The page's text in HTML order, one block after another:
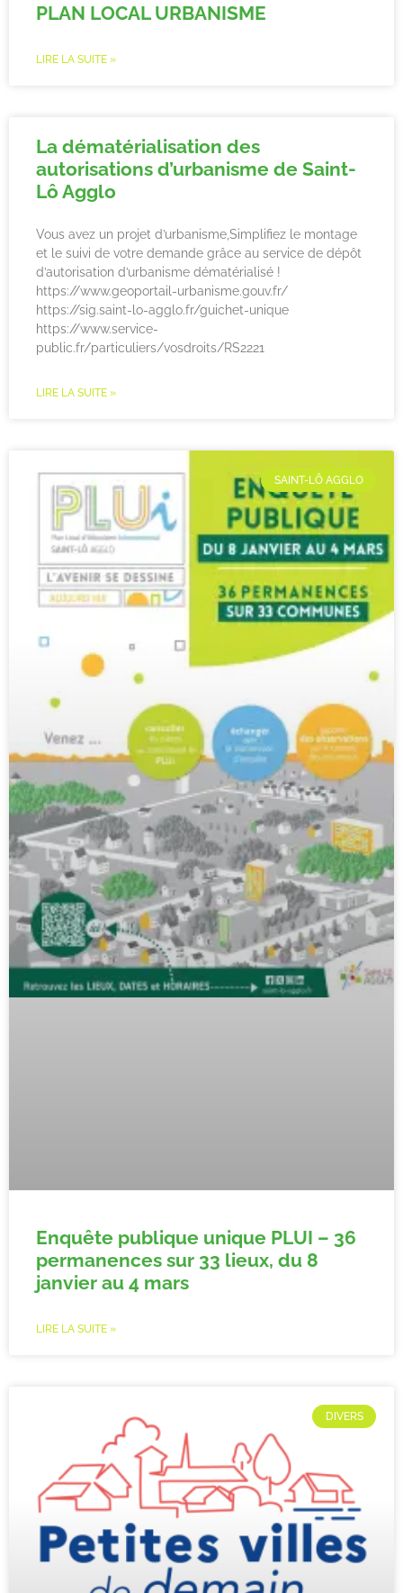
PLAN LOCAL URBANISME
LIRE LA SUITE »
La dématérialisation des
autorisations d’urbanisme de Saint-
Lô Agglo
Vous avez un projet d’urbanisme,Simplifiez le montage
et le suivi de votre demande grâce au service de dépôt
d’autorisation d’urbanisme dématérialisé !
https://www.geoportail-urbanisme.gouv.fr/
https://sig.saint-lo-agglo.fr/guichet-unique
https://www.service-
public.fr/particuliers/vosdroits/RS2221
LIRE LA SUITE »
SAINT-LÔ AGGLO
Enquête publique unique PLUI – 36
permanences sur 33 lieux, du 8
janvier au 4 mars
LIRE LA SUITE »
DIVERS